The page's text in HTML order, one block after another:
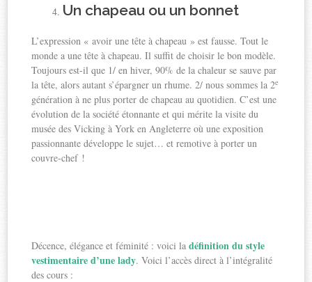
Un chapeau ou un bonnet
L’expression « avoir une tête à chapeau » est fausse. Tout le
monde a une tête à chapeau. Il suffit de choisir le bon modèle.
Toujours est-il que 1/ en hiver, 90% de la chaleur se sauve par
la tête, alors autant s’épargner un rhume. 2/ nous sommes la 2e
génération à ne plus porter de chapeau au quotidien. C’est une
évolution de la société étonnante et qui mérite la visite du
musée des Vicking à York en Angleterre où une exposition
passionnante développe le sujet… et remotive à porter un
couvre-chef !
Décence, élégance et féminité : voici ladéfinition du style
vestimentaire d’une lady. Voici l’accès direct à l’intégralité
des cours :